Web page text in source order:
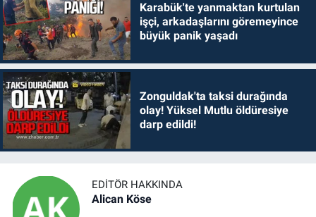
Karabük'te yanmaktan kurtulan
işçi, arkadaşlarını göremeyince
büyük panik yaşadı
Zonguldak'ta taksi durağında
olay! Yüksel Mutlu öldüresiye
darp edildi!
EDITÖR HAKKINDA
Alican Köse